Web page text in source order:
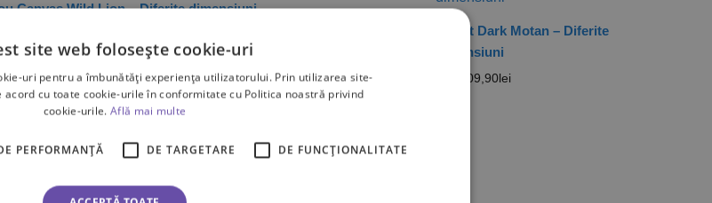
Canvas Wild Lion – Diferite dimensiuni
Tablou Canvas Elegant Dark Motan – Diferite
dimensiuni
109,90lei
site web folosește cookie-uri
uri pentru a îmbunătăți experiența utilizatorului. Prin utilizarea site-
acord cu toate cookie-urile în conformitate cu Politica noastră privind
cookie-urile. Află mai multe
PERFORMANȚĂ DE TARGETARE DE FUNCŢIONALITATE